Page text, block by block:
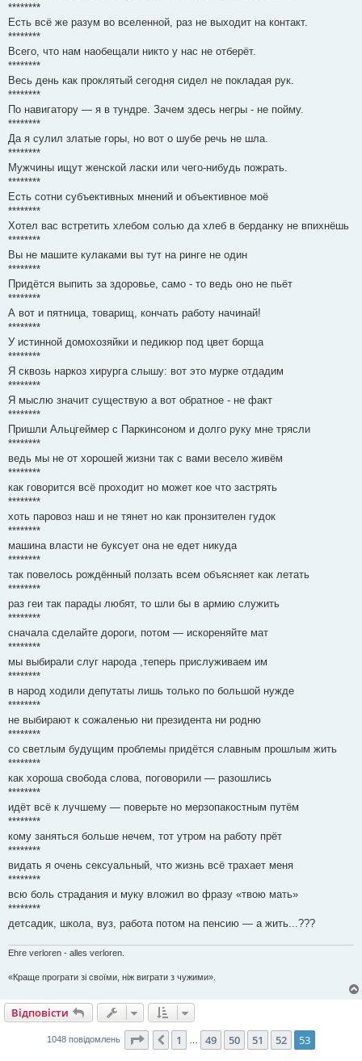
********
Есть всё же разум во вселенной, раз не выходит на контакт.
********
Всего, что нам наобещали никто у нас не отберёт.
********
Весь день как проклятый сегодня сидел не покладая рук.
********
По навигатору — я в тундре. Зачем здесь негры - не пойму.
********
Да я сулил златые горы, но вот о шубе речь не шла.
********
Мужчины ищут женской ласки или чего-нибудь пожрать.
********
Есть сотни субъективных мнений и объективное моё
********
Хотел вас встретить хлебом солью да хлеб в берданку не впихнёшь
********
Вы не машите кулаками вы тут на ринге не один
********
Придётся выпить за здоровье, само - то ведь оно не пьёт
********
А вот и пятница, товарищ, кончать работу начинай!
********
У истинной домохозяйки и педикюр под цвет борща
********
Я сквозь наркоз хирурга слышу: вот это мурке отдадим
********
Я мыслю значит существую а вот обратное - не факт
********
Пришли Альцгеймер с Паркинсоном и долго руку мне трясли
********
ведь мы не от хорошей жизни так с вами весело живём
********
как говорится всё проходит но может кое что застрять
********
хоть паровоз наш и не тянет но как пронзителен гудок
********
машина власти не буксует она не едет никуда
********
так повелось рождённый ползать всем объясняет как летать
********
раз геи так парады любят, то шли бы в армию служить
********
сначала сделайте дороги, потом — искореняйте мат
********
мы выбирали слуг народа ,теперь прислуживаем им
********
в народ ходили депутаты лишь только по большой нужде
********
не выбирают к сожаленью ни президента ни родню
********
со светлым будущим проблемы придётся славным прошлым жить
********
как хороша свобода слова, поговорили — разошлись
********
идёт всё к лучшему — поверьте но мерзопакостным путём
********
кому заняться больше нечем, тот утром на работу прёт
********
видать я очень сексуальный, что жизнь всё трахает меня
********
всю боль страдания и муку вложил во фразу «твою мать»
********
детсадик, школа, вуз, работа потом на пенсию — а жить...???
Ehre verloren - alles verloren.
«Краще програти зі своїми, ніж виграти з чужими».
Відповісти
1048 повідомлень Сторінка53 з53
Поперед.
1 49 50 51 52 53